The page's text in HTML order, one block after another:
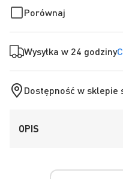
Porównaj
Wysyłka w 24 godziny
Dostępność w sklepie
OPIS